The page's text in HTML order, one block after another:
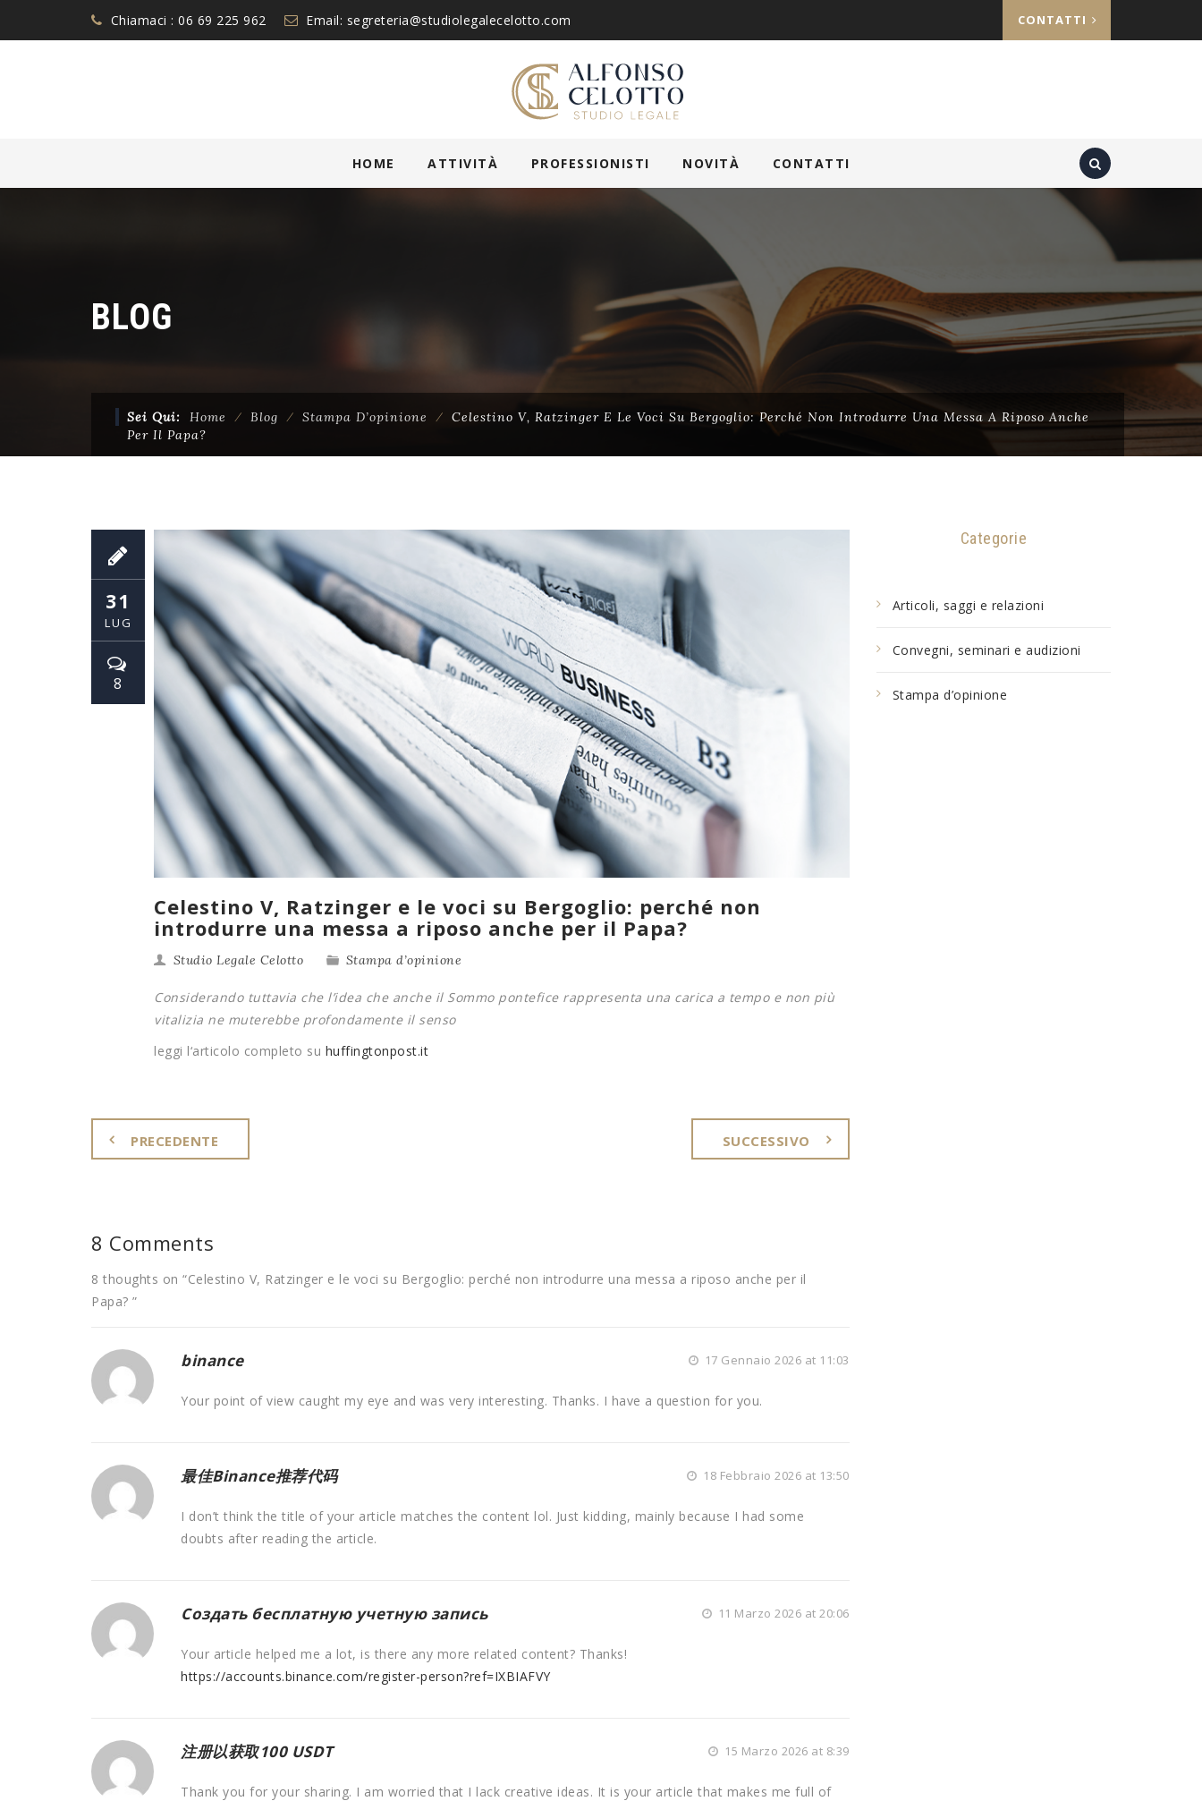
Chiamaci : 06 69 225 962 Email: segreteria@studiolegalecelotto.com CONTATTI
content
HOME ATTIVITÀ PROFESSIONISTI NOVITÀ CONTATTI
BLOG
Sei Qui: Home ⁄ Blog ⁄ Stampa D’opinione ⁄ Celestino V, Ratzinger E Le Voci Su Bergoglio: Perché Non Introdurre Una Messa A Riposo Anche
Per Il Papa?
31
LUG
8
Celestino V, Ratzinger e le voci su Bergoglio: perché non
introdurre una messa a riposo anche per il Papa?
Studio Legale Celotto Stampa d’opinione
Considerando tuttavia che l’idea che anche il Sommo pontefice rappresenta una carica a tempo e non più
vitalizia ne muterebbe profondamente il senso
leggi l‘articolo completo su huffingtonpost.it
PRECEDENTE SUCCESSIVO
8 Comments
8 thoughts on “Celestino V, Ratzinger e le voci su Bergoglio: perché non introdurre una messa a riposo anche per il
Papa? ”
binance 17 Gennaio 2026 at 11:03
Your point of view caught my eye and was very interesting. Thanks. I have a question for you.
最佳Binance推荐代码 18 Febbraio 2026 at 13:50
I don’t think the title of your article matches the content lol. Just kidding, mainly because I had some
doubts after reading the article.
Создать бесплатную учетную запись 11 Marzo 2026 at 20:06
Your article helped me a lot, is there any more related content? Thanks!
https://accounts.binance.com/register-person?ref=IXBIAFVY
注册以获取100 USDT 15 Marzo 2026 at 8:39
Thank you for your sharing. I am worried that I lack creative ideas. It is your article that makes me full of
Categorie
Articoli, saggi e relazioni
Convegni, seminari e audizioni
Stampa d’opinione